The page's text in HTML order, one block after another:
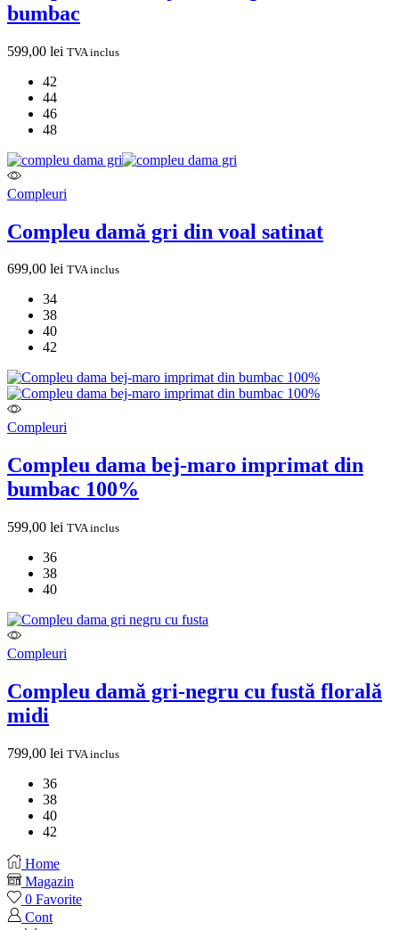
bumbac
599,00 lei TVA inclus
42
44
46
48
Compleuri
Compleu damă gri din voal satinat
699,00 lei TVA inclus
34
38
40
42
Compleuri
Compleu dama bej-maro imprimat din
bumbac 100%
599,00 lei TVA inclus
36
38
40
Compleuri
Compleu damă gri-negru cu fustă florală
midi
799,00 lei TVA inclus
36
38
40
42
Home
Magazin
0 Favorite
Cont